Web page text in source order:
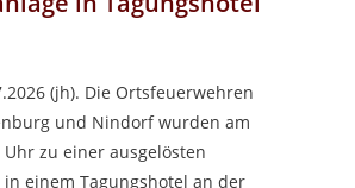
(jh). Die Ortsfeuerwehren
und Nindorf wurden am
zu einer ausgelösten
einem Tagungshotel an der